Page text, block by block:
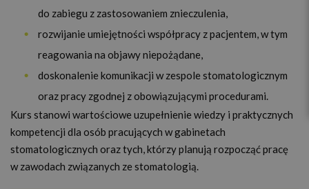
do zabiegu z zastosowaniem znieczulenia,
rozwijanie umiejętności współpracy z pacjentem, w tym
reagowania na objawy niepożądane,
doskonalenie komunikacji w zespole stomatologicznym
oraz pracy zgodnej z obowiązującymi procedurami.
Kurs stanowi wartościowe uzupełnienie wiedzy i praktycznych
kompetencji dla osób pracujących w gabinetach
stomatologicznych oraz tych, którzy planują rozpocząć pracę
w zawodach związanych ze stomatologią.